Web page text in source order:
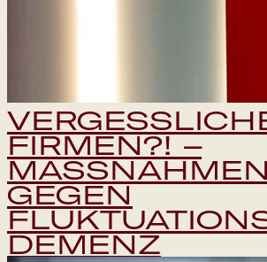
FIRMEN?! –
MASSNAHMEN G
EGEN F
EMENZ